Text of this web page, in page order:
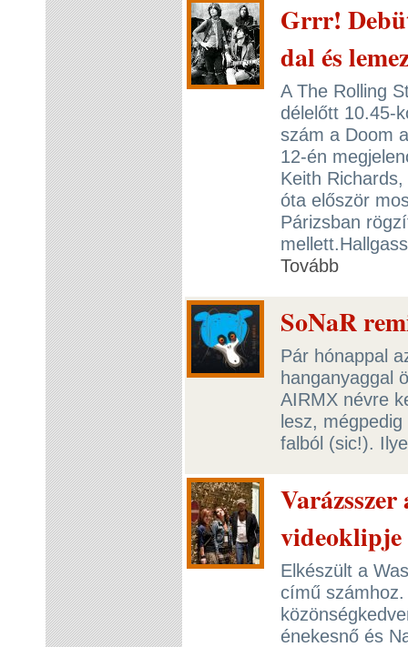
Grrr!
dal és
A The Rolling
délelőtt 10.45-
szám a Doom
12-én
Keith
óta először
Párizsban
Tovább
SoNaR
Pár hónappal
hanganyaggal
AIRMX névre
lesz,
falból (sic!).
videoklipje
Elkészült a
című
énekesnő és